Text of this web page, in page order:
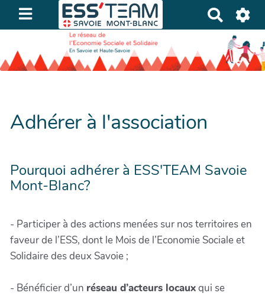
e
c
h
e
Adhérer à l'association
Pourquoi adhérer à ESS'TEAM Savoie
Mont-Blanc?
- Participer à des actions menées sur nos territoires en
faveur de l’ESS, dont le Mois de l’Economie Sociale et
Solidaire des deux Savoie ;
- Bénéficier d’un réseau d’acteurs locauxqui se